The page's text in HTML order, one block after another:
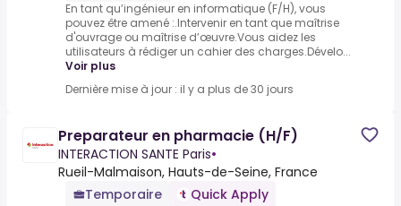
En tant qu’ingénieur en informatique (F/H), vous
pouvez être amené :.Intervenir en tant que maîtrise
d'ouvrage ou maîtrise d’œuvre.Vous aidez les
utilisateurs à rédiger un cahier des charges.Dévelo...
Voir plus
Dernière mise à jour : il y a plus de 30 jours
Preparateur en pharmacie (H/F)
INTERACTION SANTE Paris•
Rueil-Malmaison, Hauts-de-Seine, France
Temporaire
Quick Apply